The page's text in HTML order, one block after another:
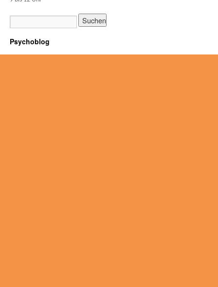
Psychoblog